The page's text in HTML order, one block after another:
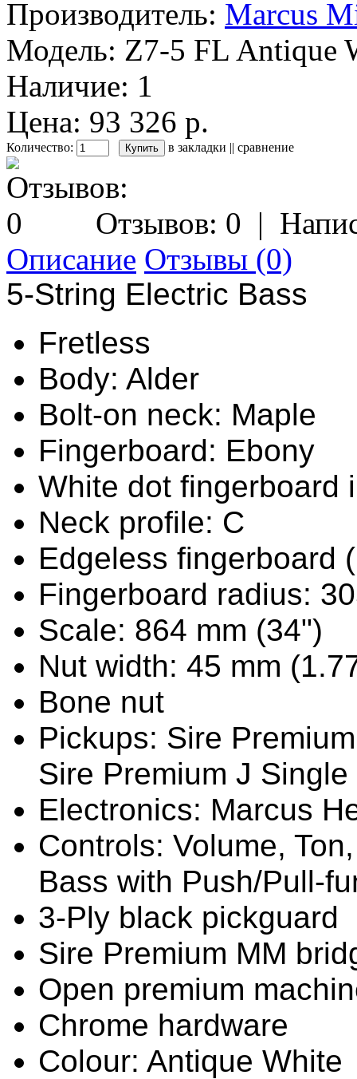
Производитель: Marcus
Модель: Z7-5 FL Antique
Наличие: 1
Цена: 93 326 р.
Количество: в закладки || сравнение
Отзывов: 0 |
Описание Отзывы (0)
5-String Electric Bass
Fretless
Body: Alder
Bolt-on neck: Maple
Fingerboard: Ebony
White dot fingerboard
Neck profile: C
Edgeless fingerboard
Fingerboard radius:
Scale: 864 mm (34")
Nut width: 45 mm
Bone nut
Pickups: Sire
Sire Premium J
Electronics: Marcus
Controls: Volume,
Bass with Push/Pull-
3-Ply black pickguard
Sire Premium MM
Open premium
Chrome hardware
Colour: Antique White